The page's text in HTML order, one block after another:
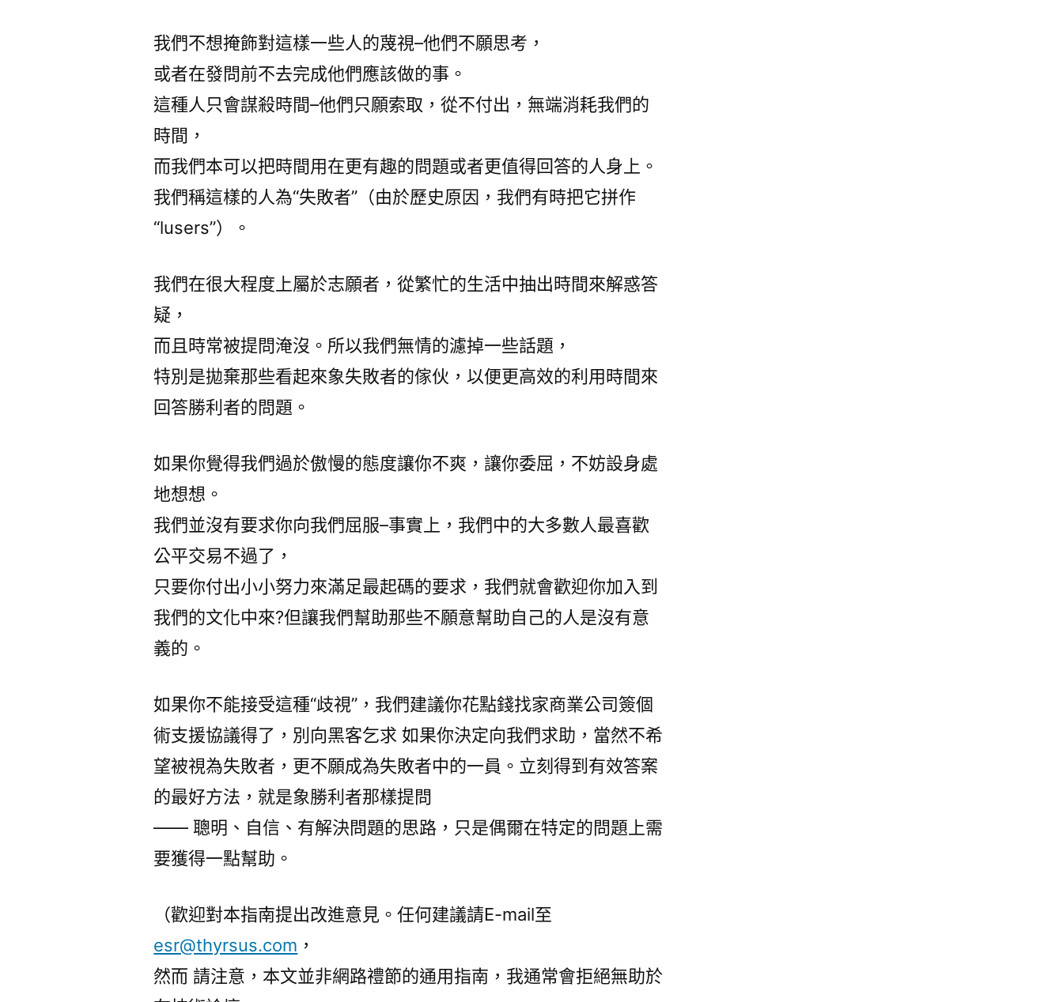
我們不想掩飾對這樣一些人的蔑視–他們不願思考，
或者在發問前不去完成他們應該做的事。
這種人只會謀殺時間–他們只願索取，從不付出，無端消耗我們的
時間，
而我們本可以把時間用在更有趣的問題或者更值得回答的人身上。
我們稱這樣的人為“失敗者”（由於歷史原因，我們有時把它拼作
“lusers”）。
我們在很大程度上屬於志願者，從繁忙的生活中抽出時間來解惑答
疑，
而且時常被提問淹沒。所以我們無情的濾掉一些話題，
特別是拋棄那些看起來象失敗者的傢伙，以便更高效的利用時間來
回答勝利者的問題。
如果你覺得我們過於傲慢的態度讓你不爽，讓你委屈，不妨設身處
地想想。
我們並沒有要求你向我們屈服–事實上，我們中的大多數人最喜歡
公平交易不過了，
只要你付出小小努力來滿足最起碼的要求，我們就會歡迎你加入到
我們的文化中來?但讓我們幫助那些不願意幫助自己的人是沒有意
義的。
如果你不能接受這種“歧視”，我們建議你花點錢找家商業公司簽個
術支援協議得了，別向黑客乞求 如果你決定向我們求助，當然不希
望被視為失敗者，更不願成為失敗者中的一員。立刻得到有效答案
的最好方法，就是象勝利者那樣提問
—— 聰明、自信、有解決問題的思路，只是偶爾在特定的問題上需
要獲得一點幫助。
（歡迎對本指南提出改進意見。任何建議請E-mail至
esr@thyrsus.com ，
然而 請注意，本文並非網路禮節的通用指南，我通常會拒絕無助於